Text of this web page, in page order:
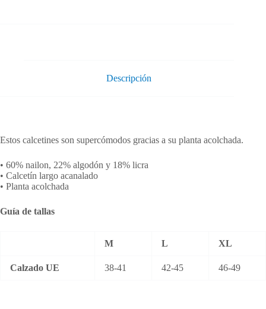
Descripción
Estos calcetines son supercómodos gracias a su planta acolchada.
• 60% nailon, 22% algodón y 18% licra
• Calcetín largo acanalado
• Planta acolchada
Guía de tallas
M L XL
Calzado UE 38-41 42-45 46-49